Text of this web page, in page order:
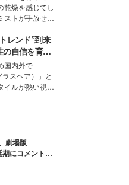
感動した夏の
迫りました。
スキンケア
予感
乾燥を感じてし
ストが手放せな
く変える可能
的な「Water
ォーターキャ
ン：捕水肌）」
築した。
レンド”到来
自信を育む
って？
国内外で
ラスヘア）」と
イルが熱い視線
の美しさ”に改
増えている様
憧れの艶やか
、美容好きの
劇場版
期にコメント